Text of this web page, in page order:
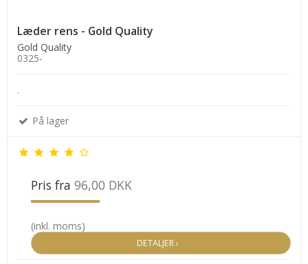
Læder rens - Gold Quality
Gold Quality
0325-
.
På lager
Pris fra 96,00 DKK
(inkl. moms)
DETALJER ›